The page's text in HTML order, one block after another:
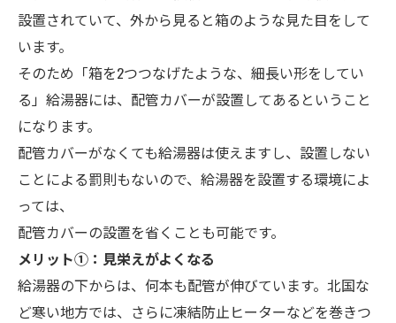
設置されていて、外から見ると箱のような見た目をして
います。
そのため「箱を2つつなげたような、細長い形をしてい
る」給湯器には、配管カバーが設置してあるということ
になります。
配管カバーがなくても給湯器は使えますし、設置しない
ことによる罰則もないので、給湯器を設置する環境によ
っては、
配管カバーの設置を省くことも可能です。
メリット➀：見栄えがよくなる
給湯器の下からは、何本も配管が伸びています。北国な
ど寒い地方では、さらに凍結防止ヒーターなどを巻きつ